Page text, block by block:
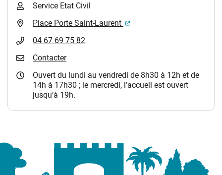
Service Etat Civil
Place Porte Saint-Laurent
(ouverture dans un
04 67 69 75 82
Contacter
Ouvert du lundi au vendredi de 8h30 à 12h et de
14h à 17h30 ; le mercredi, l’accueil est ouvert
jusqu’à 19h.